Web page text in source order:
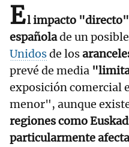
El impacto
españolade un
Unidosde los
prevé de media
exposición comercial
menor", aunque
regiones como
particularmente